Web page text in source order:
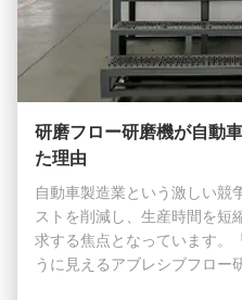
研磨フロー研磨機が自動
た理由
自動車製造業という激しい競
ストを削減し、生産時間を短
求する焦点となっています。
うに見えるアブレシブフロー